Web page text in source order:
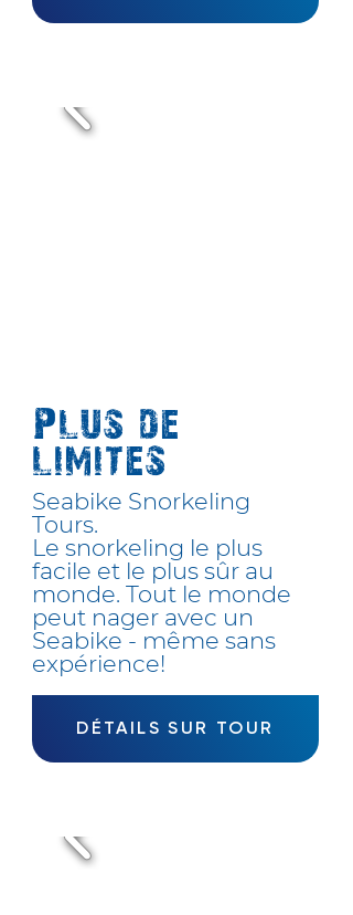
Plus de
limites
Seabike Snorkeling
Tours.
Le snorkeling le plus
facile et le plus sûr au
monde. Tout le monde
peut nager avec un
Seabike - même sans
expérience!
DÉTAILS SUR TOUR